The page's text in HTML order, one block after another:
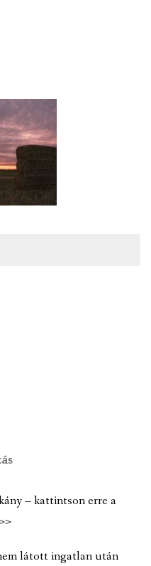
– kattintson erre a
látott ingatlan után